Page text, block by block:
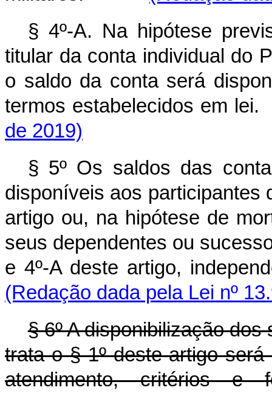
§ 4º-A. Na hipótese
titular da conta individual do
o saldo da conta será
termos estabelecidos
de 2019)
§ 5º Os saldos das
disponíveis aos participantes
artigo ou, na hipótese de
seus dependentes ou
e 4º-A deste artigo,
(Redação dada pela Lei nº
§ 6º A disponibilização
trata o § 1º deste artigo
atendimento, critérios e